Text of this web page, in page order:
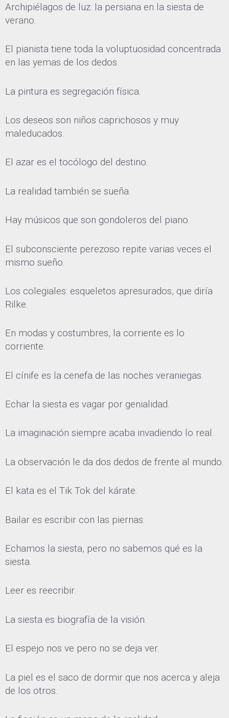
Archipiélagos de luz: la persiana en la siesta de
verano.
El pianista tiene toda la voluptuosidad concentrada
en las yemas de los dedos.
La pintura es segregación física.
Los deseos son niños caprichosos y muy
maleducados.
El azar es el tocólogo del destino.
La realidad también se sueña.
Hay músicos que son gondoleros del piano.
El subconsciente perezoso repite varias veces el
mismo sueño.
Los colegiales: esqueletos apresurados, que diría
Rilke.
En modas y costumbres, la corriente es lo
corriente.
El cínife es la cenefa de las noches veraniegas.
Echar la siesta es vagar por genialidad.
La imaginación siempre acaba invadiendo lo real.
La observación le da dos dedos de frente al mundo.
El kata es el Tik Tok del kárate.
Bailar es escribir con las piernas.
Echamos la siesta, pero no sabemos qué es la
siesta.
Leer es reecribir.
La siesta es biografía de la visión.
El espejo nos ve pero no se deja ver.
La piel es el saco de dormir que nos acerca y aleja
de los otros.